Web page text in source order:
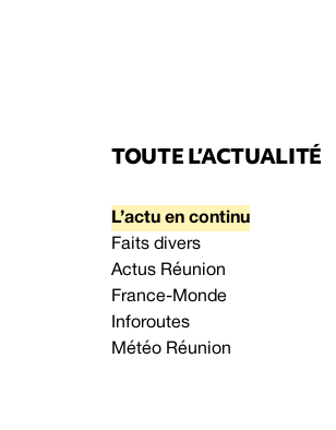
TOUTE L’ACTUALITÉ
L’actu en continu
Faits divers
Actus Réunion
France-Monde
Inforoutes
Météo Réunion